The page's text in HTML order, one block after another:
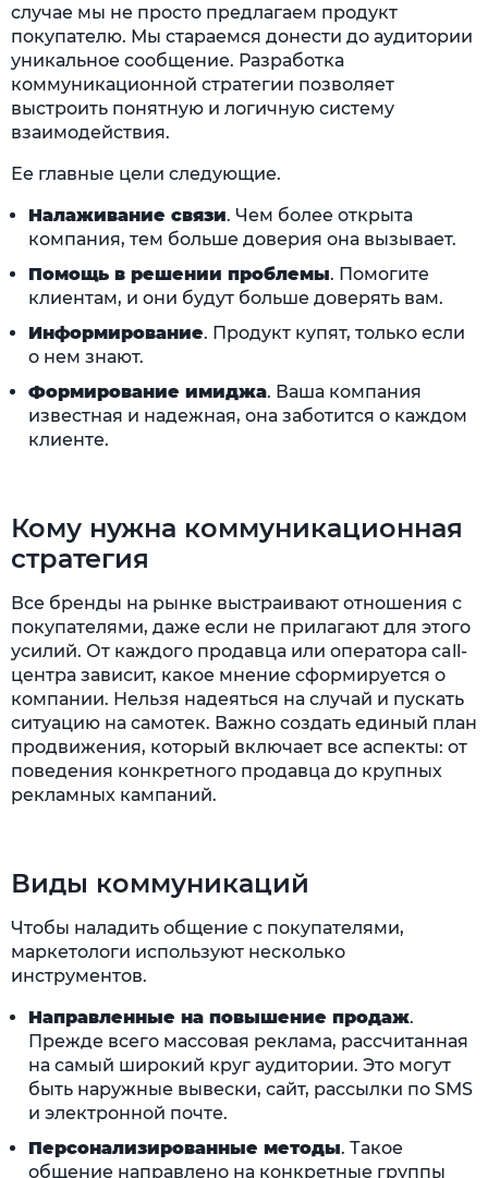
случае мы не просто предлагаем продукт
покупателю. Мы стараемся донести до аудитории
уникальное сообщение. Разработка
коммуникационной стратегии позволяет
выстроить понятную и логичную систему
взаимодействия.
Ее главные цели следующие.
Налаживание связи. Чем более открыта
компания, тем больше доверия она вызывает.
Помощь в решении проблемы. Помогите
клиентам, и они будут больше доверять вам.
Информирование. Продукт купят, только если
о нем знают.
Формирование имиджа. Ваша компания
известная и надежная, она заботится о каждом
клиенте.
Кому нужна коммуникационная
стратегия
Все бренды на рынке выстраивают отношения с
покупателями, даже если не прилагают для этого
усилий. От каждого продавца или оператора call-
центра зависит, какое мнение сформируется о
компании. Нельзя надеяться на случай и пускать
ситуацию на самотек. Важно создать единый план
продвижения, который включает все аспекты: от
поведения конкретного продавца до крупных
рекламных кампаний.
Виды коммуникаций
Чтобы наладить общение с покупателями,
маркетологи используют несколько
инструментов.
Направленные на повышение продаж.
Прежде всего массовая реклама, рассчитанная
на самый широкий круг аудитории. Это могут
быть наружные вывески, сайт, рассылки по SMS
и электронной почте.
Персонализированные методы. Такое
общение направлено на конкретные группы